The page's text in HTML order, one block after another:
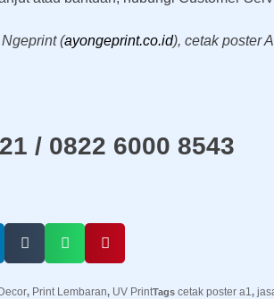
(ayongeprint.co.id), cetak poster
/ 0822 6000 8543
, Print Lembaran, UV PrintTags cetak poster a1 ,